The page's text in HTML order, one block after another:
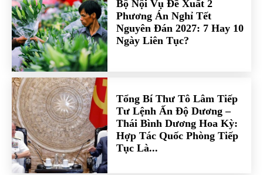
Bộ Nội Vụ Đề Xuất 2
Phương Án Nghỉ Tết
Nguyên Đán 2027: 7 Hay 10
Ngày Liên Tục?
Tổng Bí Thư Tô Lâm Tiếp
Tư Lệnh Ấn Độ Dương –
Thái Bình Dương Hoa Kỳ:
Hợp Tác Quốc Phòng Tiếp
Tục Là...